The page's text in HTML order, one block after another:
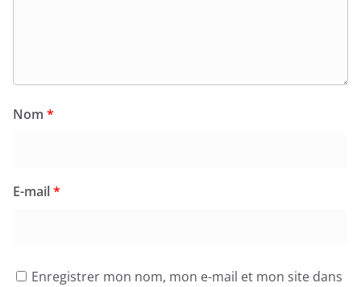
Nom *
E-mail*
Enregistrer mon nom, mon e-mail et mon site dans